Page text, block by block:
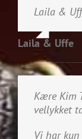
Laila &
Laila & Uffe
Kære Kim
vellykket
Vi har